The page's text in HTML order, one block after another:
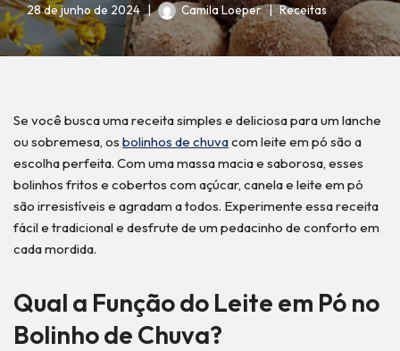
28 de junho de 2024 Camila Loeper Receitas
Se você busca uma receita simples e deliciosa para um lanche
ou sobremesa, os bolinhos de chuvacom leite em pó são a
escolha perfeita. Com uma massa macia e saborosa, esses
bolinhos fritos e cobertos com açúcar, canela e leite em pó
são irresistíveis e agradam a todos. Experimente essa receita
fácil e tradicional e desfrute de um pedacinho de conforto em
cada mordida.
Qual a Função do Leite em Pó no
Bolinho de Chuva?